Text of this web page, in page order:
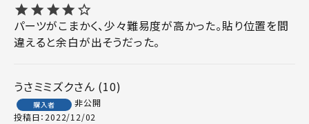
パーツがこまかく、少々難易度が高かった。貼り位置を間
違えると余白が出そうだった。
うさミミズク 10
購入者
非公開
投稿日 2022/12/02